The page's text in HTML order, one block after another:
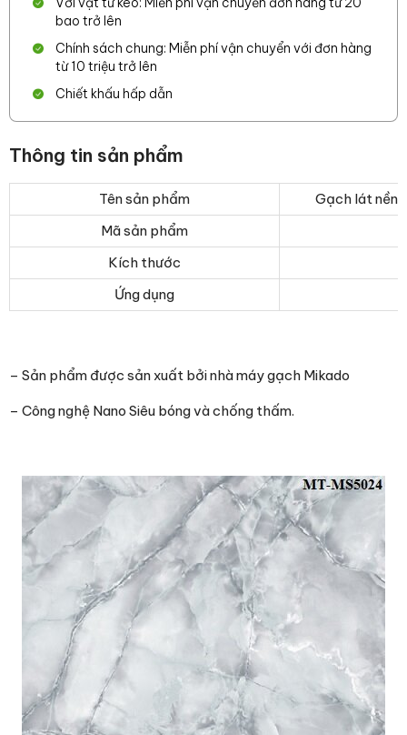
bao trở lên
Chính sách chung: Miễn phí vận chuyển với đơn hàng
từ 10 triệu trở lên
Chiết khấu hấp dẫn
Thông tin sản phẩm
Tên sản phẩm
Gạch lát nền
Mã sản phẩm
Kích thước
Ứng dụng
– Sản phẩm được sản xuất bởi nhà máy gạch Mikado
– Công nghệ Nano Siêu bóng và chống thấm.